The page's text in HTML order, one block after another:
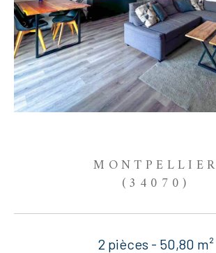
MONTPELLIER
(34070)
2 pièces - 50,80 m²